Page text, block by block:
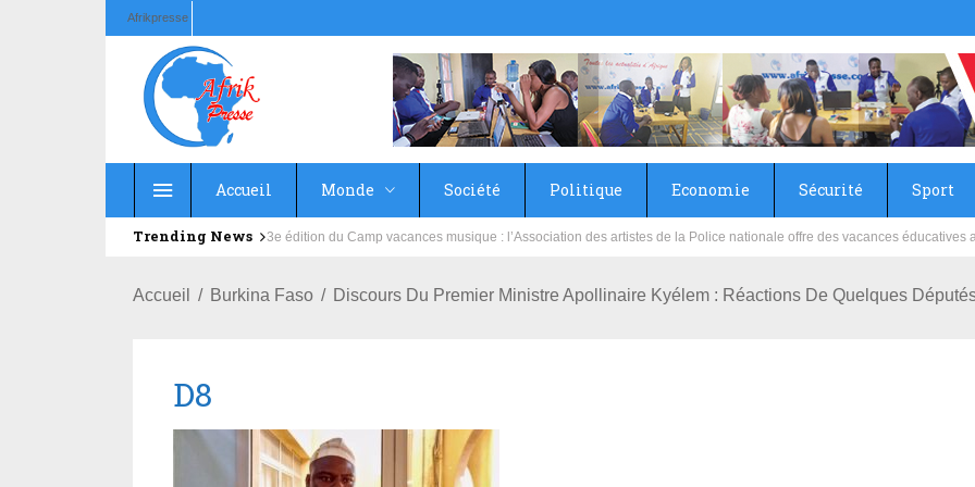
Afrikpresse
Accueil Monde Société Politique Economie Sécurité Sport
Trending News Education : la fédération de la Russie rénove les écoles primaire et collège du Camp Général Aboubacar Sangoulé
Accueil Burkina Faso Discours Du Premier Ministre Apollinaire Kyélem : Réactions De Quelques
D8